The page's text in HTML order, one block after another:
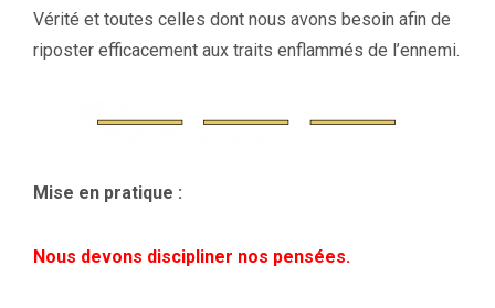
Vérité et toutes celles dont nous avons besoin afin de
riposter efficacement aux traits enflammés de l’ennemi.
Mise en pratique :
Nous devons discipliner nos pensées.